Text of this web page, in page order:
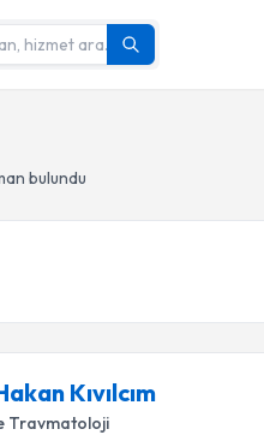
bulundu
Kıvılcım
Travmatoloji